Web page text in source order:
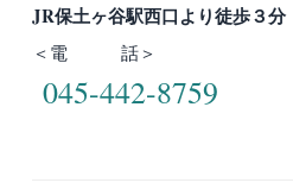
JR保土ヶ谷駅西口より徒歩３分
＜電 話＞
045-442-8759